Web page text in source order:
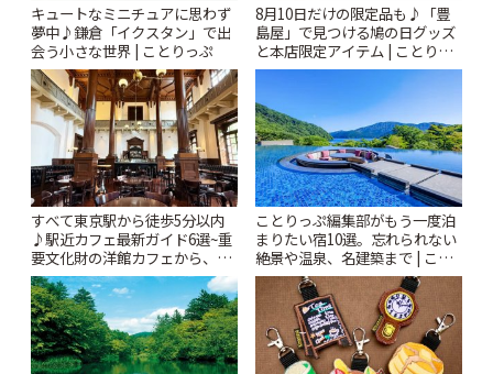
キュートなミニチュアに思わず
夢中♪鎌倉「イクスタン」で出
会う小さな世界 | ことりっぷ
8月10日だけの限定品も♪「豊
島屋」で見つける鳩の日グッズ
と本店限定アイテム | ことりっ
ぷ
すべて東京駅から徒歩5分以内
♪駅近カフェ最新ガイド6選~重
要文化財の洋館カフェから、改
札すぐのレトロ喫茶まで~ | こと
りっぷ
ことりっぷ編集部がもう一度泊
まりたい宿10選。忘れられない
絶景や温泉、名建築まで | こと
りっぷ